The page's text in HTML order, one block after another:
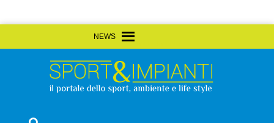
to
Sport&Impianti